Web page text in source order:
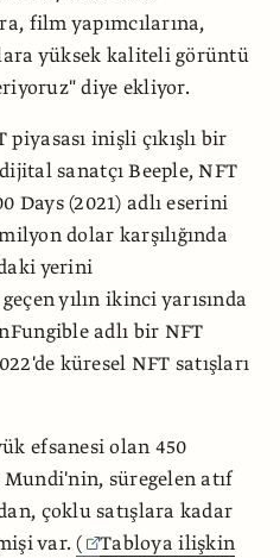
film yapımcılarına,
yüksek kaliteli görüntü
diye ekliyor.
inişli çıkışlı bir
sanatçı Beeple, NFT
Days (2021) adlı eserini
dolar karşılığında
yerini
yılın ikinci yarısında
adlı bir NFT
küresel NFT satışları
efsanesi olan 450
süregelen atıf
çoklu satışlara kadar
var.(
Tabloya ilişkin